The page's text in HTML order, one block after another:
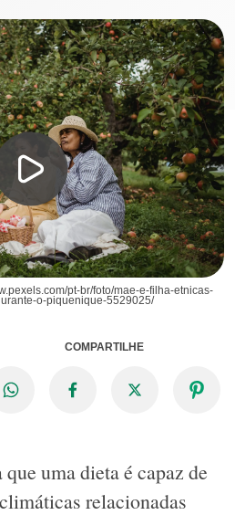
pt-br/foto/mae-e-filha-etnicas-
o-piquenique-5529025/
COMPARTILHE
uma dieta é capaz de
relacionadas